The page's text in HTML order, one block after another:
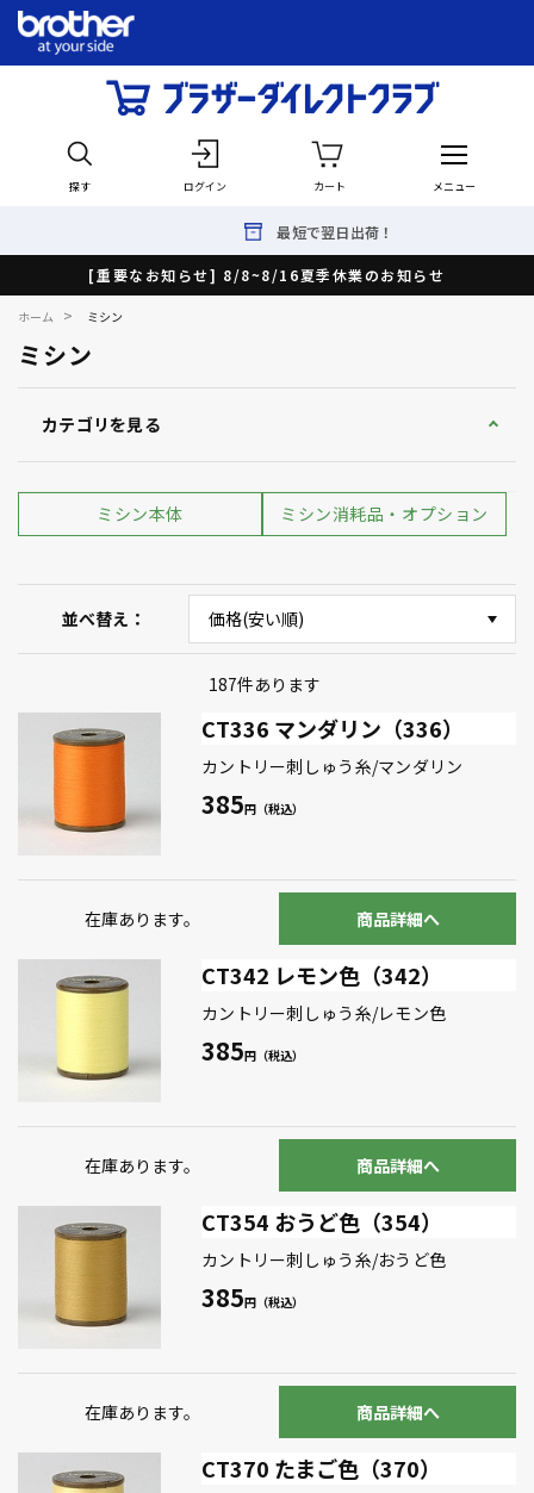
探す ログイン カート メニュー
最短で翌日出荷！
[重要なお知らせ] 8/8~8/16夏季休業のお知らせ
ホーム > ミシン
ミシン
カテゴリを見る
ミシン本体 ミシン消耗品・オプション
並べ替え
187件あります
CT336 マンダリン（336）
カントリー刺しゅう糸/マンダリン
385
在庫あります。 商品詳細へ
CT342 レモン色（342）
カントリー刺しゅう糸/レモン色
385
在庫あります。 商品詳細へ
CT354 おうど色（354）
カントリー刺しゅう糸/おうど色
385
在庫あります。 商品詳細へ
CT370 たまご色（370）